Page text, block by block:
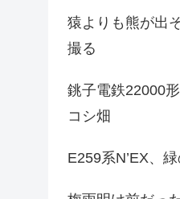
猿よりも熊が出
撮る
銚子電鉄22000
コシ畑
E259系N’EX、